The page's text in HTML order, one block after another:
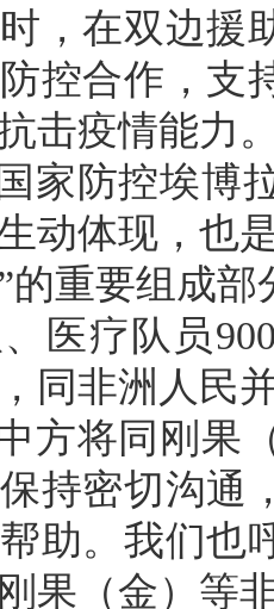
，在双边援
控合作，支
击疫情能力
家防控埃博
动体现，也
的重要组成
医疗队员
同非洲人民
方将同刚果
持密切沟通
助。我们也
果（金）等